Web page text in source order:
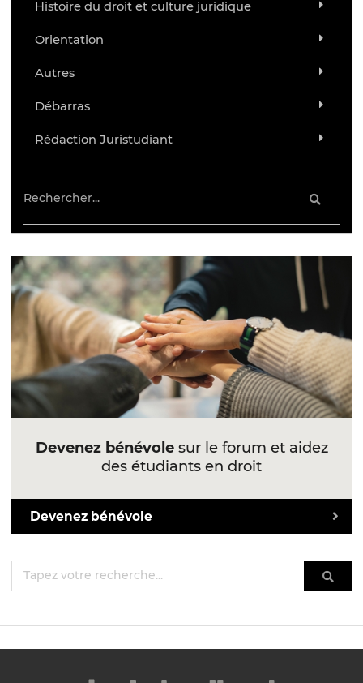
Histoire du droit et culture juridique
Orientation
Autres
Débarras
Rédaction Juristudiant
Devenez bénévolesur le forum et aidez
des étudiants en droit
Devenez bénévole